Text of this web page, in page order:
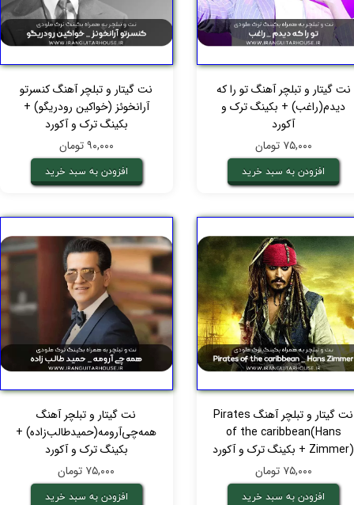
نت گیتار و تبلچر آهنگ تو را که
دیدم(راغب) + بکینگ ترک و
آکورد
۷۵,۰۰۰ تومان
افزودن به سبد خرید
نت گیتار و تبلچر آهنگ کنسرتو
آرانخوئز (خواکین رودریگو) +
بکینگ ترک و آکورد
۹۰,۰۰۰ تومان
افزودن به سبد خرید
نت گیتار و تبلچر آهنگ Pirates
of the caribbean(Hans
Zimmer) + بکینگ ترک و آکورد
۷۵,۰۰۰ تومان
افزودن به سبد خرید
نت گیتار و تبلچر آهنگ
همه‌چی‌آرومه(حمیدطالب‌زاده) +
بکینگ ترک و آکورد
۷۵,۰۰۰ تومان
افزودن به سبد خرید